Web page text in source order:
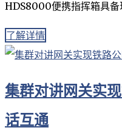
HDS8000便携指挥箱具备
了解详情
集群对讲网关实
话互通